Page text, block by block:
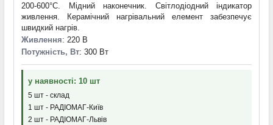
200-600°C. Мідний наконечник. Світлодіодний індикатор
живлення. Керамічний нагрівальний елемент забезпечує
швидкий нагрів.
Живлення: 220 В
Потужність, Вт: 300 Вт
у наявності: 10 шт
5 шт - склад
1 шт - РАДІОМАГ-Київ
2 шт - РАДІОМАГ-Львів